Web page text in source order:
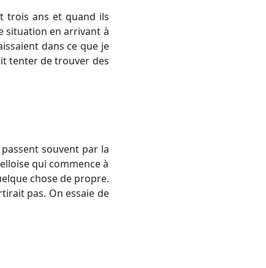
trois ans et quand ils
situation en arrivant à
dans ce que je
tenter de trouver des
souvent par la
qui commence à
chose de propre.
pas. On essaie de